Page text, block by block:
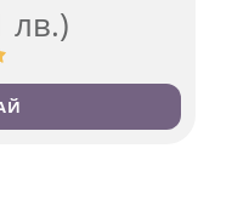
лв.)